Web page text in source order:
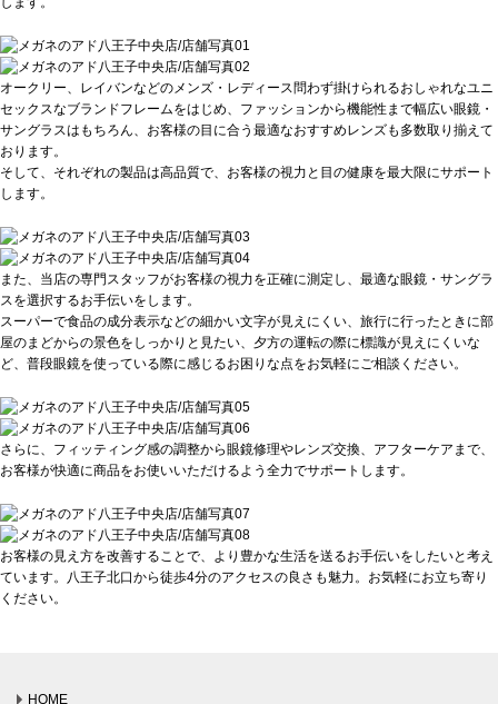
オークリー、レイバンなどのメンズ・レディース問わず掛けられるおしゃれなユニ
セックスなブランドフレームをはじめ、ファッションから機能性まで幅広い眼鏡・
サングラスはもちろん、お客様の目に合う最適なおすすめレンズも多数取り揃えて
おります。
そして、それぞれの製品は高品質で、お客様の視力と目の健康を最大限にサポート
します。
また、当店の専門スタッフがお客様の視力を正確に測定し、最適な眼鏡・サングラ
スを選択するお手伝いをします。
スーパーで食品の成分表示などの細かい文字が見えにくい、旅行に行ったときに部
屋のまどからの景色をしっかりと見たい、夕方の運転の際に標識が見えにくいな
ど、普段眼鏡を使っている際に感じるお困りな点をお気軽にご相談ください。
さらに、フィッティング感の調整から眼鏡修理やレンズ交換、アフターケアまで、
お客様が快適に商品をお使いいただけるよう全力でサポートします。
お客様の見え方を改善することで、より豊かな生活を送るお手伝いをしたいと考え
ています。八王子北口から徒歩4分のアクセスの良さも魅力。お気軽にお立ち寄り
ください。
HOME